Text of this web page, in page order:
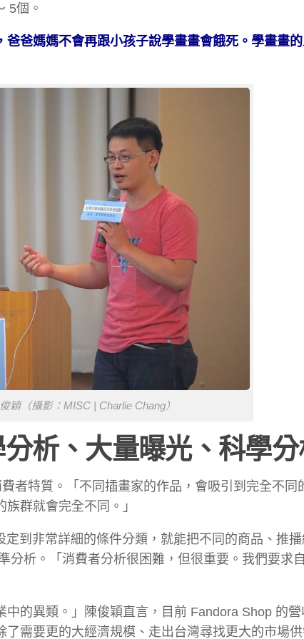
5個。
爸爸媽媽不會再跟小孩子說學畫畫會餓死。學畫畫
穎（攝影：MISC | Charlie Chang）
析、大量曝光、科學
者特質。「不同插畫家的作品，會吸引到完全不同
群就會完全不同。」
到非常詳細的條件分類，就能把不同的商品、推
分析。「消費者分析很困難，但很重要。我們要求
中的異類。」陳俊穎直言，目前 Fandora Shop 的
需要更的大經濟規模、走出台灣尋找更大的市場